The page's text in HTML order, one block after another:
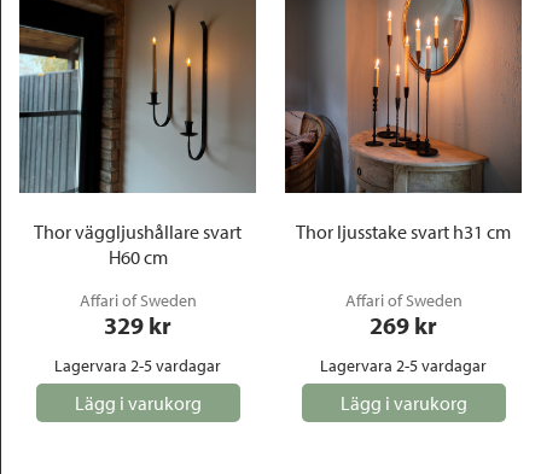
Thor väggljushållare svart
H60 cm
Affari of Sweden
329 kr
Lagervara 2-5 vardagar
Lägg i varukorg
Thor ljusstake svart h31 cm
Affari of Sweden
269 kr
Lagervara 2-5 vardagar
Lägg i varukorg